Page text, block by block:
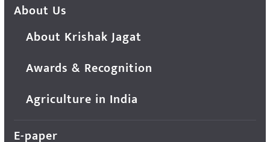
About Us
About Krishak Jagat
Awards & Recognition
Agriculture in India
E-paper